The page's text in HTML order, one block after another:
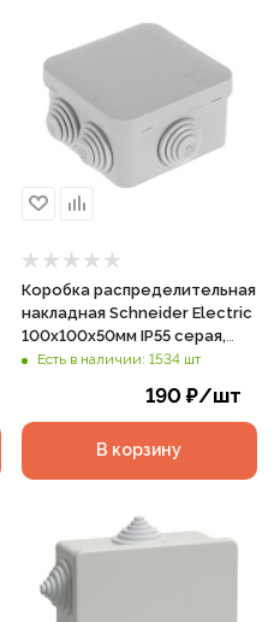
Коробка распределительная
накладная Schneider Electric
100х100х50мм IP55 серая,
арт. IMT35091
Есть в наличии: 1534 шт
190 ₽/шт
В корзину